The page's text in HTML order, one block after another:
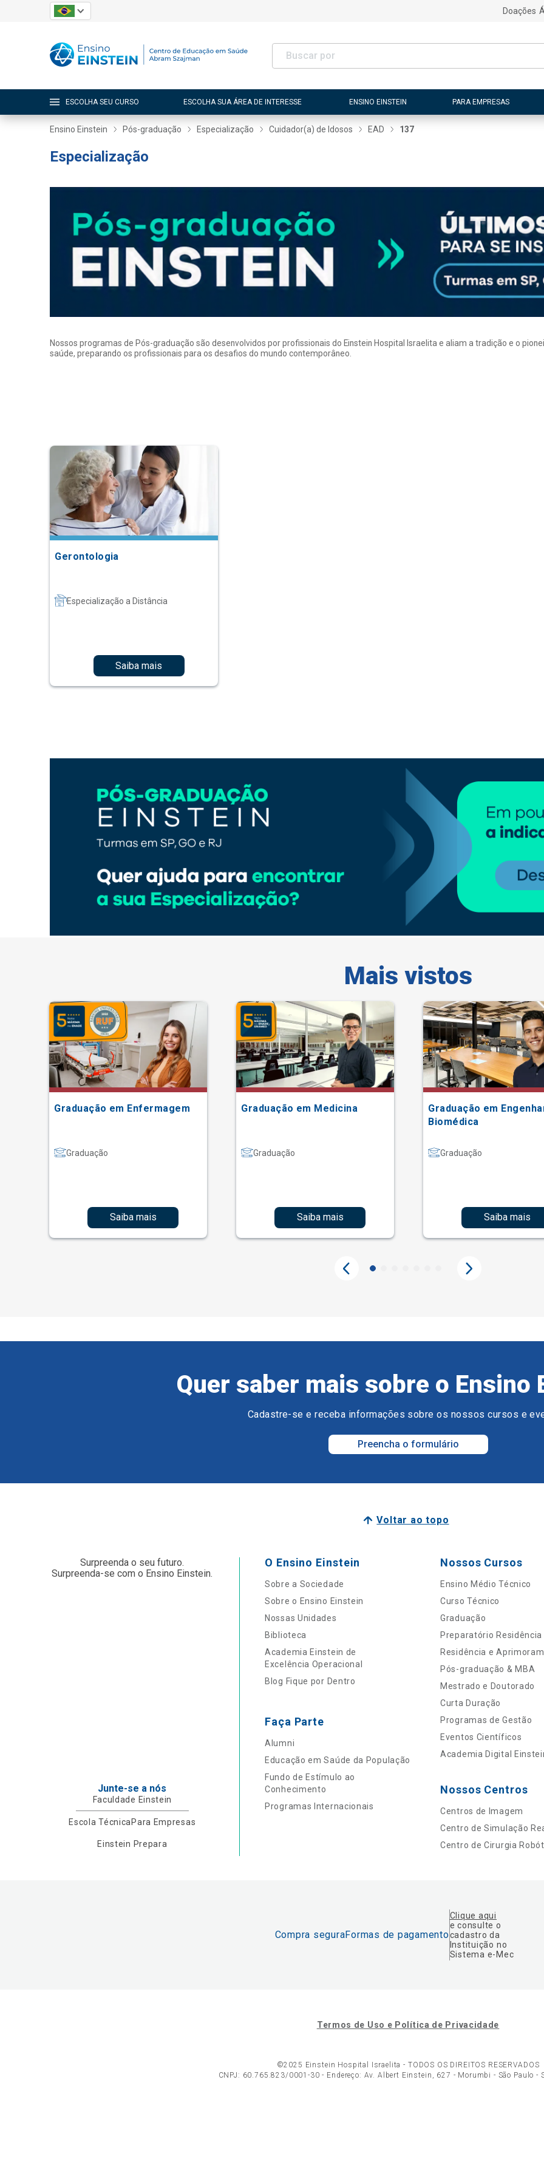
Doações
ESCOLHA SEU CURSO ESCOLHA SUA ÁREA DE INTERESSE ENSINO EINSTEIN PARA EMPRESAS
Ensino Einstein Pós-graduação Especialização Cuidador(a) de Idosos EAD 137
Especialização
Nossos programas de Pós-graduação são desenvolvidos por profissionais do Einstein Hospital Israelita e aliam a tradição e o
saúde, preparando os profissionais para os desafios do mundo contemporâneo.
Gerontologia
Especialização a Distância
Saiba mais
Mais vistos
Graduação em Enfermagem
Graduação
Saiba mais
Graduação em Medicina
Graduação
Saiba mais
Graduação em
Biomédica
Graduação
Saiba mais
Quer saber mais sobre o Ensino
Cadastre-se e receba informações sobre os nossos cursos e
Preencha o formulário
Voltar ao topo
Surpreenda o seu futuro.
Surpreenda-se com o Ensino Einstein.
Junte-se a nós
Faculdade Einstein
Escola TécnicaPara Empresas
Einstein Prepara
O Ensino Einstein
Sobre a Sociedade
Sobre o Ensino Einstein
Nossas Unidades
Biblioteca
Academia Einstein de
Excelência Operacional
Blog Fique por Dentro
Faça Parte
Alumni
Educação em Saúde da População
Fundo de Estímulo ao
Conhecimento
Programas Internacionais
Nossos Cursos
Ensino Médio Técnico
Curso Técnico
Graduação
Preparatório Residência
Residência e
Pós-graduação & MBA
Mestrado e Doutorado
Curta Duração
Programas de Gestão
Eventos Científicos
Academia Digital
Nossos Centros
Centros de Imagem
Centro de Simulação
Centro de Cirurgia
Compra seguraFormas de pagamento
Clique aqui
e consulte o
cadastro da
Instituição no
Sistema e-Mec
Termos de Uso e Política de Privacidade
©2025 Einstein Hospital Israelita - TODOS OS DIREITOS RESERVADOS
CNPJ: 60.765.823/0001-30 - Endereço: Av. Albert Einstein, 627 - Morumbi - São Paulo -